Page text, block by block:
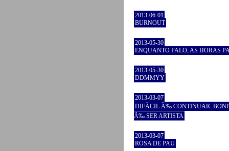
2013-06-01
BURNOUT
2013-05-30
ENQUANTO FALO, AS HORAS
2013-05-30
DDMMYY
2013-03-07
DIFÃCIL Ã‰ CONTINUAR.
Ã‰ SER ARTISTA
2013-03-07
ROSA DE PAU